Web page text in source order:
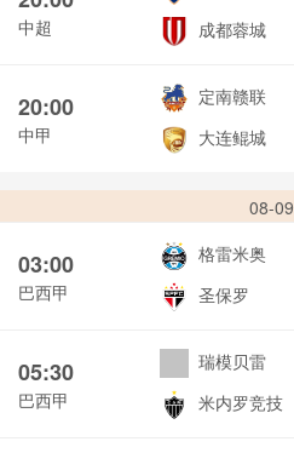
中超
成都蓉城
20:00
中甲
定南赣联
大连鲲城
08-09
03:00
巴西甲
格雷米奥
圣保罗
05:30
巴西甲
瑞模贝雷
米内罗竞技